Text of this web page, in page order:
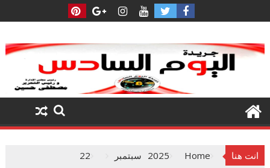
to
انت هنا Home
2025 سبتمبر
22